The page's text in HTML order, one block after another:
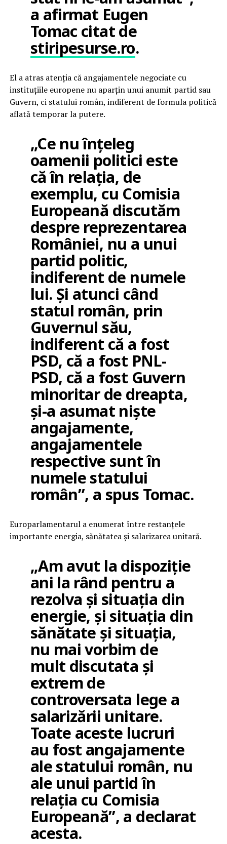
a afirmat Eugen
Tomac citat de
stiripesurse.ro.
El a atras atenția că angajamentele negociate cu
instituțiile europene nu aparțin unui anumit partid sau
Guvern, ci statului român, indiferent de formula politică
aflată temporar la putere.
„Ce nu înțeleg
oamenii politici este
că în relația, de
exemplu, cu Comisia
Europeană discutăm
despre reprezentarea
României, nu a unui
partid politic,
indiferent de numele
lui. Și atunci când
statul român, prin
Guvernul său,
indiferent că a fost
PSD, că a fost PNL-
PSD, că a fost Guvern
minoritar de dreapta,
și-a asumat niște
angajamente,
angajamentele
respective sunt în
numele statului
român”, a spus Tomac.
Europarlamentarul a enumerat între restanțele
importante energia, sănătatea și salarizarea unitară.
„Am avut la dispoziție
ani la rând pentru a
rezolva și situația din
energie, și situația din
sănătate și situația,
nu mai vorbim de
mult discutata și
extrem de
controversata lege a
salarizării unitare.
Toate aceste lucruri
au fost angajamente
ale statului român, nu
ale unui partid în
relația cu Comisia
Europeană”, a declarat
acesta.